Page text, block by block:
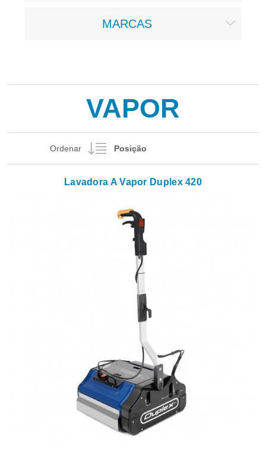
MARCAS
VAPOR
Ordenar
Lavadora A Vapor Duplex 420